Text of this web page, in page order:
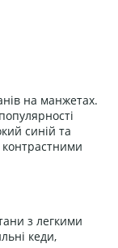
на манжетах.
синій та
з легкими
кеди,